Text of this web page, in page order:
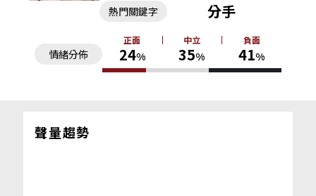
情緒分佈
正面
24%
中立
35%
負面
41%
熱門關鍵字 分手
聲量趨勢